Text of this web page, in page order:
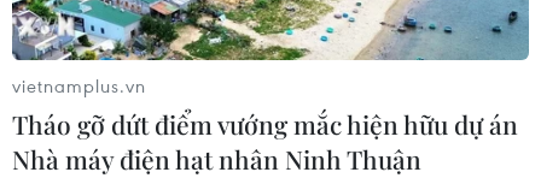
vietnamplus.vn
Tháo gỡ dứt điểm vướng mắc hiện hữu dự án
Nhà máy điện hạt nhân Ninh Thuận